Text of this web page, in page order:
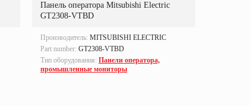
Панель оператора Mitsubishi Electric
GT2308-VTBD
Производитель: MITSUBISHI ELECTRIC
Part number: GT2308-VTBD
Тип оборудования: Панели оператора,
промышленные мониторы